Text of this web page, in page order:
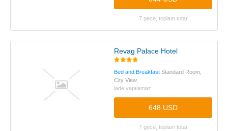
7 gece, toplam tutar
Revag Palace Hotel
Bed and Breakfast Standard Room,
City View,
iade yapılamaz
648 USD
7 gece, toplam tutar